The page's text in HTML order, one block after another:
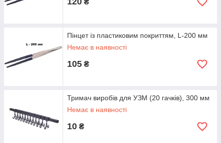
₴
Пінцет із пластиковим покриттям, L-200 мм
Немає в наявності
105 ₴
Тримач виробів для УЗМ (20 гачків), 300 мм
Немає в наявності
10 ₴